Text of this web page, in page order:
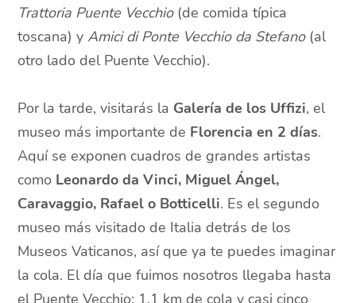
Trattoria Puente Vecchio(de comida típica
toscana) yAmici di Ponte Vecchio da Stefano(al
otro lado del Puente Vecchio).
Por la tarde, visitarás la Galería de los Uffizi, el
museo más importante de Florencia en 2 días.
Aquí se exponen cuadros de grandes artistas
como Leonardo da Vinci, Miguel Ángel,
Caravaggio, Rafael o Botticelli. Es el segundo
museo más visitado de Italia detrás de los
Museos Vaticanos, así que ya te puedes imaginar
la cola. El día que fuimos nosotros llegaba hasta
el Puente Vecchio: 1.1 km de cola y casi cinco